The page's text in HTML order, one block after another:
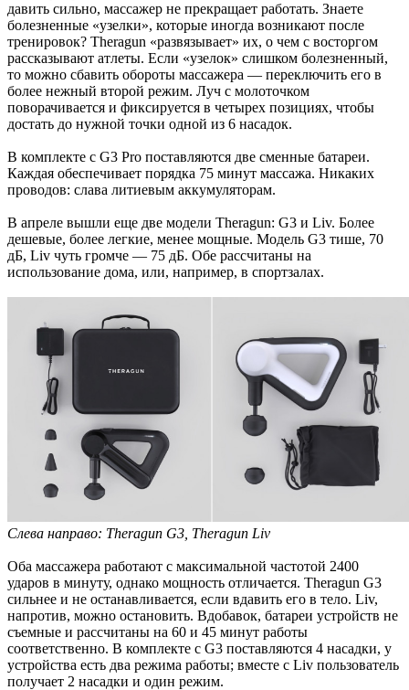
давить сильно, массажер не прекращает работать. Знаете
болезненные «узелки», которые иногда возникают после
тренировок? Theragun «развязывает» их, о чем с восторгом
рассказывают атлеты. Если «узелок» слишком болезненный,
то можно сбавить обороты массажера — переключить его в
более нежный второй режим. Луч с молоточком
поворачивается и фиксируется в четырех позициях, чтобы
достать до нужной точки одной из 6 насадок.
В комплекте с G3 Pro поставляются две сменные батареи.
Каждая обеспечивает порядка 75 минут массажа. Никаких
проводов: слава литиевым аккумуляторам.
В апреле вышли еще две модели Theragun: G3 и Liv. Более
дешевые, более легкие, менее мощные. Модель G3 тише, 70
дБ, Liv чуть громче — 75 дБ. Обе рассчитаны на
использование дома, или, например, в спортзалах.
Слева направо: Theragun G3, Theragun Liv
Оба массажера работают с максимальной частотой 2400
ударов в минуту, однако мощность отличается. Theragun G3
сильнее и не останавливается, если вдавить его в тело. Liv,
напротив, можно остановить. Вдобавок, батареи устройств не
съемные и рассчитаны на 60 и 45 минут работы
соответственно. В комплекте с G3 поставляются 4 насадки, у
устройства есть два режима работы; вместе с Liv пользователь
получает 2 насадки и один режим.